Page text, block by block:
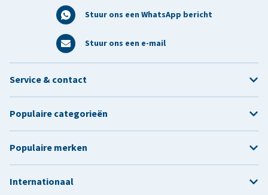
Stuur ons een WhatsApp bericht
Stuur ons een e-mail
Service & contact
Populaire categorieën
Populaire merken
Internationaal